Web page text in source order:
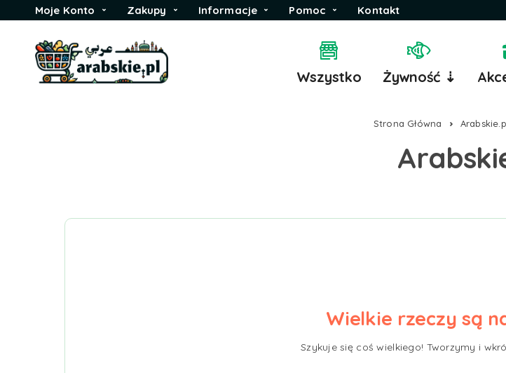
Moje Konto Zakupy Informacje Pomoc Kontakt
Wszystko Żywność ⇣
Strona Główna
Wielkie rzeczy są
Szykuje się coś wielkiego! Tworzymy i